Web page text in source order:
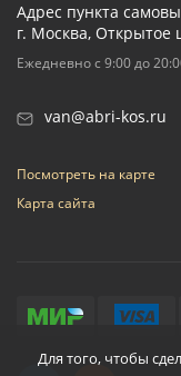
Для того, чтобы
Адрес пункта
г. Москва, Открытое
Ежедневно с 9:00 до
van@abri-kos.ru
Посмотреть на карте
Карта сайта